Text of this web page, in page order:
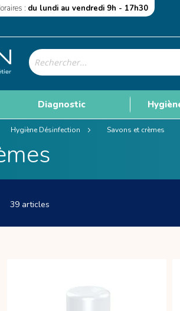
: du lundi au vendredi 9h - 17h30
Diagnostic
Hygiène Désinfection Savons et crèmes
39 articles